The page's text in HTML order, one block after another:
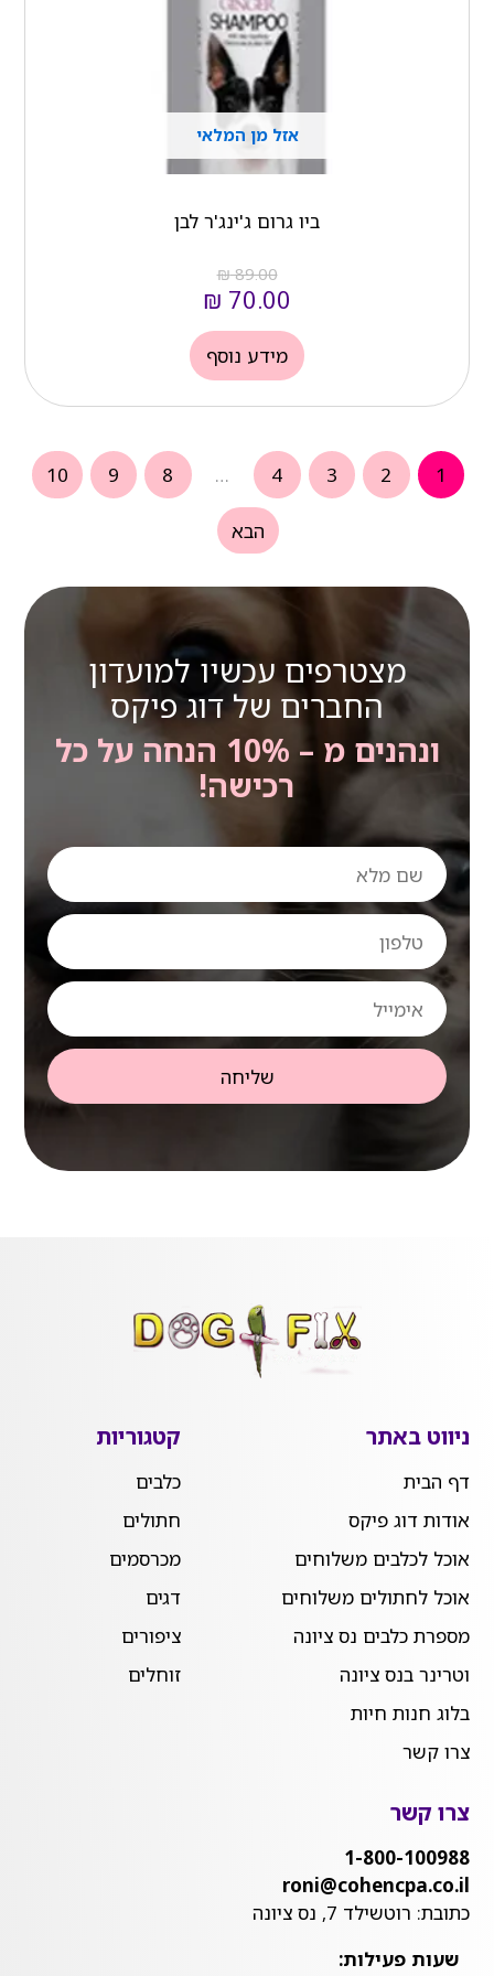
אזל מן המלאי
ביו גרום ג'ינג'ר לבן
₪89.00
₪ 70.00
מידע נוסף
1
2
3
4
…
8
9
10
הבא
מצטרפים עכשיו למועדון
החברים של דוג פיקס
ונהנים מ – 10% הנחה על כל
רכישה!
שם
מלא
טלפון
אימייל
שליחה
ניווט באתר
דף הבית
אודות דוג פיקס
אוכל לכלבים משלוחים
אוכל לחתולים משלוחים
מספרת כלבים נס ציונה
וטרינר בנס ציונה
בלוג חנות חיות
צרו קשר
קטגוריות
כלבים
חתולים
מכרסמים
דגים
ציפורים
זוחלים
צרו קשר
1-800-100988
roni@cohencpa.co.il
כתובת: רוטשילד 7, נס ציונה
שעות פעילות: